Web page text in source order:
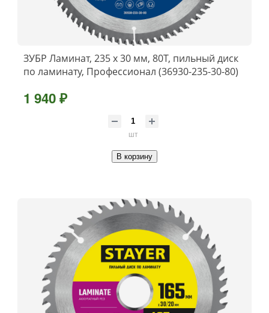
ЗУБР Ламинат, 235 х 30 мм, 80Т, пильный диск
по ламинату, Профессионал (36930-235-30-80)
1 940 ₽
шт
В корзину